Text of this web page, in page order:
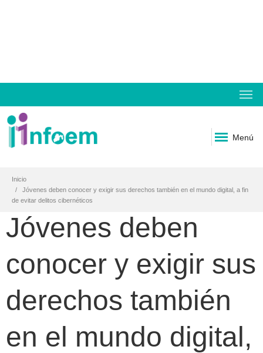
Menú
Inicio
Jóvenes deben conocer y exigir sus derechos también en el mundo digital, a fin
de evitar delitos cibernéticos
Jóvenes deben
conocer y exigir sus
derechos también
en el mundo digital,